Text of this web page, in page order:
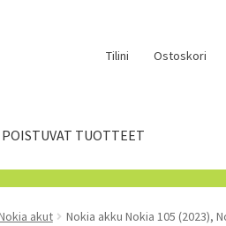
Tilini Ostoskori
POISTUVAT TUOTTEET
akut
Nokia akku Nokia 105 (2023),